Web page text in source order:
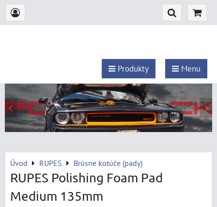
Produkty Menu
Úvod RUPES Brúsne kotúče (pady)
RUPES Polishing Foam Pad
Medium 135mm